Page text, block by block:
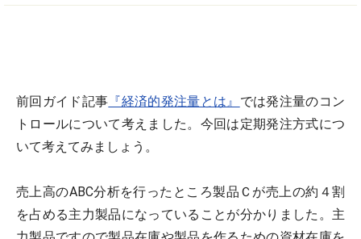
前回ガイド記事 『経済的発注量とは』 では発注量のコン
トロールについて考えました。今回は定期発注方式につ
いて考えてみましょう。
売上高のABC分析を行ったところ製品Ｃが売上の約４割
を占める主力製品になっていることが分かりました。主